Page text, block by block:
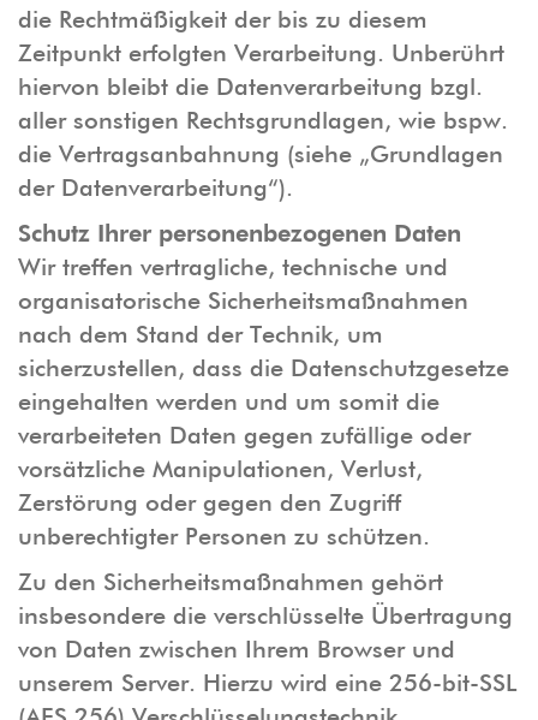
die Rechtmäßigkeit der bis zu diesem
Zeitpunkt erfolgten Verarbeitung. Unberührt
hiervon bleibt die Datenverarbeitung bzgl.
aller sonstigen Rechtsgrundlagen, wie bspw.
die Vertragsanbahnung (siehe „Grundlagen
der Datenverarbeitung“).
Schutz Ihrer personenbezogenen Daten
Wir treffen vertragliche, technische und
organisatorische Sicherheitsmaßnahmen
nach dem Stand der Technik, um
sicherzustellen, dass die Datenschutzgesetze
eingehalten werden und um somit die
verarbeiteten Daten gegen zufällige oder
vorsätzliche Manipulationen, Verlust,
Zerstörung oder gegen den Zugriff
unberechtigter Personen zu schützen.
Zu den Sicherheitsmaßnahmen gehört
insbesondere die verschlüsselte Übertragung
von Daten zwischen Ihrem Browser und
unserem Server. Hierzu wird eine 256-bit-SSL